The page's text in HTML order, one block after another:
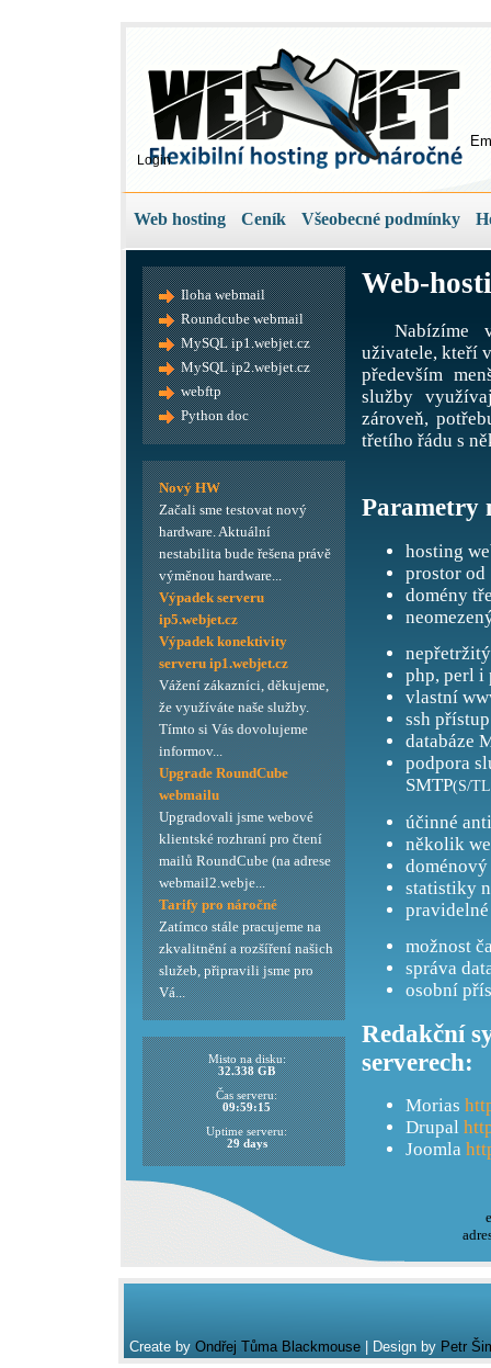
Login
Web hosting Ceník Všeobecné podmínky
Web-
Nabízíme
uživatele, kteří
především
služby
zároveň,
třetího řádu s
Parametry
hosting
prostor od
domény
php, perl i
vlastní
ssh přístup
databáze
podpora
SMTP(S/
účinné
několik
doménový
statistiky
možnost
správa
osobní
Redakční
serverech:
Morias
Drupal
Joomla
Iloha webmail
Roundcube webmail
MySQL ip1.webjet.cz
MySQL ip2.webjet.cz
webftp
Python doc
Nový HW
Začali sme testovat nový
hardware. Aktuální
nestabilita bude řešena právě
výměnou hardware...
Výpadek serveru
ip5.webjet.cz
Výpadek konektivity
serveru ip1.webjet.cz
Vážení zákazníci, děkujeme,
že využíváte naše služby.
Tímto si Vás dovolujeme
informov...
Upgrade RoundCube
webmailu
Upgradovali jsme webové
klientské rozhraní pro čtení
mailů RoundCube (na adrese
webmail2.webje...
Tarify pro náročné
Zatímco stále pracujeme na
zkvalitnění a rozšíření našich
služeb, připravili jsme pro
Vá...
Misto na disku:
32.338 GB
Čas serveru:
09:59:15
Uptime serveru:
29 days
Create by Ondřej Tůma Blackmouse| Design by Petr